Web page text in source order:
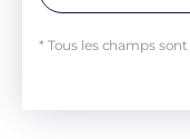
* Tous les champs